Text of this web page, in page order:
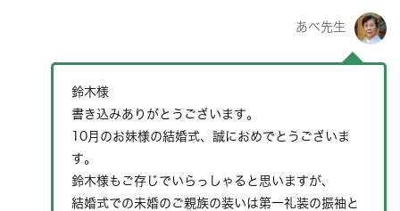
あべ先生
鈴木様
書き込みありがとうございます。
10月のお妹様の結婚式、誠におめでとうございま
す。
鈴木様もご存じでいらっしゃると思いますが、
結婚式での未婚のご親族の装いは第一礼装の振袖と